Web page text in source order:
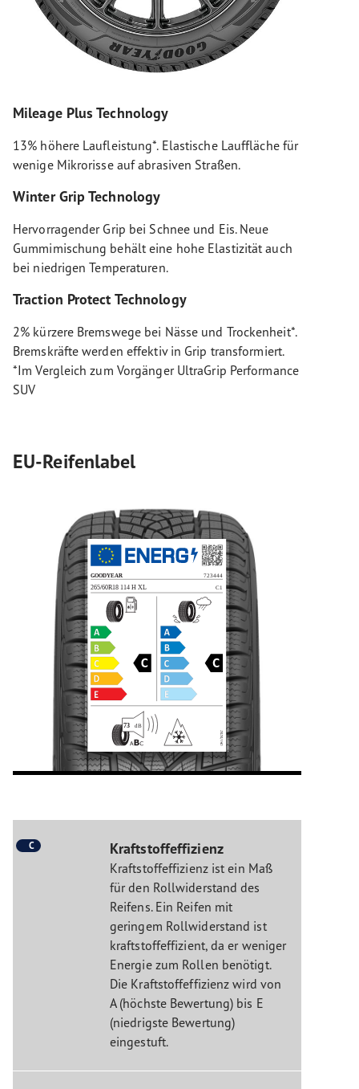
Mileage Plus Technology
13% höhere Laufleistung*. Elastische Lauffläche für
wenige Mikrorisse auf abrasiven Straßen.
Winter Grip Technology
Hervorragender Grip bei Schnee und Eis. Neue
Gummimischung behält eine hohe Elastizität auch
bei niedrigen Temperaturen.
Traction Protect Technology
2% kürzere Bremswege bei Nässe und Trockenheit*.
Bremskräfte werden effektiv in Grip transformiert.
*Im Vergleich zum Vorgänger UltraGrip Performance
SUV
EU-Reifenlabel
C Kraftstoffeffizienz
Kraftstoffeffizienz ist ein Maß
für den Rollwiderstand des
Reifens. Ein Reifen mit
geringem Rollwiderstand ist
kraftstoffeffizient, da er weniger
Energie zum Rollen benötigt.
Die Kraftstoffeffizienz wird von
A (höchste Bewertung) bis E
(niedrigste Bewertung)
eingestuft.